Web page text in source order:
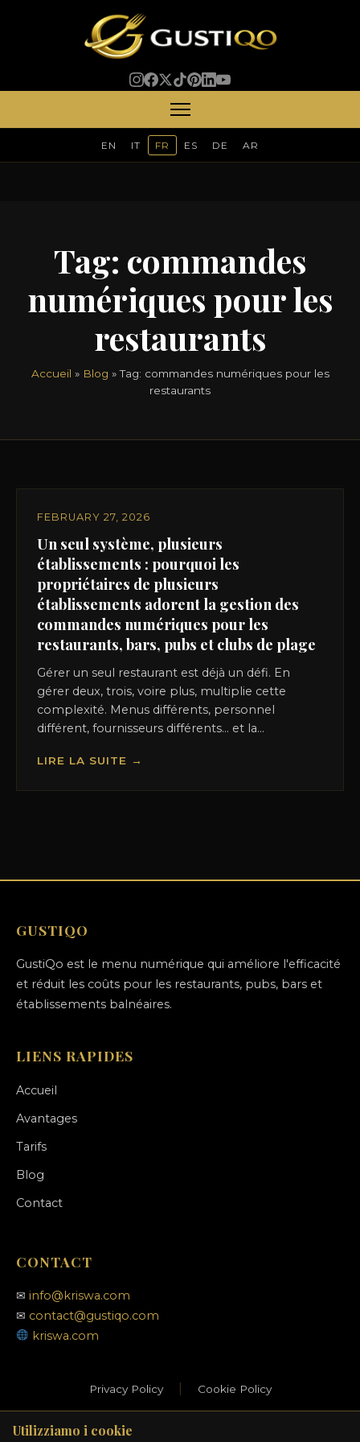
EN IT FR ES DE AR
Tag: commandes
numériques pour les
restaurants
Accueil » Blog » Tag: commandes numériques pour les
restaurants
FEBRUARY 27, 2026
Un seul système, plusieurs
établissements : pourquoi les
propriétaires de plusieurs
établissements adorent la gestion des
commandes numériques pour les
restaurants, bars, pubs et clubs de plage
Gérer un seul restaurant est déjà un défi. En
gérer deux, trois, voire plus, multiplie cette
complexité. Menus différents, personnel
différent, fournisseurs différents… et la...
LIRE LA SUITE →
GUSTIQO
GustiQo est le menu numérique qui améliore l'efficacité
et réduit les coûts pour les restaurants, pubs, bars et
établissements balnéaires.
LIENS RAPIDES
Accueil
Avantages
Tarifs
Blog
Contact
CONTACT
✉ info@kriswa.com
✉ contact@gustiqo.com
kriswa.com
Privacy Policy Cookie Policy
Utilizziamo i cookie